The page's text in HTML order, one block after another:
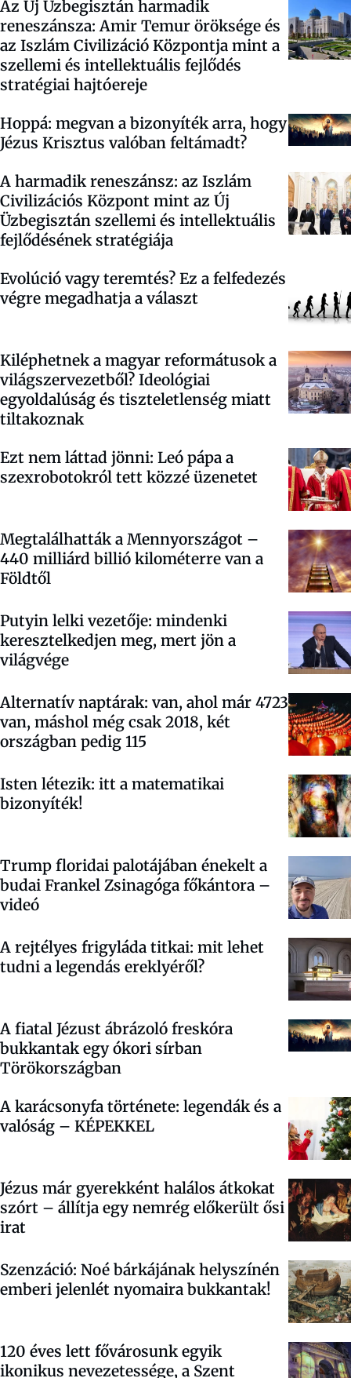
Az Új Üzbegisztán harmadik
reneszánsza: Amir Temur öröksége és
az Iszlám Civilizáció Központja mint a
szellemi és intellektuális fejlődés
stratégiai hajtóereje
Hoppá: megvan a bizonyíték arra, hogy
Jézus Krisztus valóban feltámadt?
A harmadik reneszánsz: az Iszlám
Civilizációs Központ mint az Új
Üzbegisztán szellemi és intellektuális
fejlődésének stratégiája
Evolúció vagy teremtés? Ez a felfedezés
végre megadhatja a választ
Kiléphetnek a magyar reformátusok a
világszervezetből? Ideológiai
egyoldalúság és tiszteletlenség miatt
tiltakoznak
Ezt nem láttad jönni: Leó pápa a
szexrobotokról tett közzé üzenetet
Megtalálhatták a Mennyországot –
440 milliárd billió kilométerre van a
Földtől
Putyin lelki vezetője: mindenki
keresztelkedjen meg, mert jön a
világvége
Alternatív naptárak: van, ahol már 4723
van, máshol még csak 2018, két
országban pedig 115
Isten létezik: itt a matematikai
bizonyíték!
Trump floridai palotájában énekelt a
budai Frankel Zsinagóga főkántora –
videó
A rejtélyes frigyláda titkai: mit lehet
tudni a legendás ereklyéről?
A fiatal Jézust ábrázoló freskóra
bukkantak egy ókori sírban
Törökországban
A karácsonyfa története: legendák és a
valóság – KÉPEKKEL
Jézus már gyerekként halálos átkokat
szórt – állítja egy nemrég előkerült ősi
irat
Szenzáció: Noé bárkájának helyszínén
emberi jelenlét nyomaira bukkantak!
120 éves lett fővárosunk egyik
ikonikus nevezetessége, a Szent